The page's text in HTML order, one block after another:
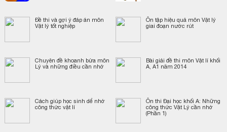
Đề thi và gợi ý đáp án môn
Vật lý tốt nghiệp
Ôn tập hiệu quả môn Vật lý
giai đoạn nước rút
Chuyên đề khoanh bừa môn
Lý và những điều cần nhớ
Bài giải đề thi môn Vật lí khối
A, A1 năm 2014
Cách giúp học sinh dể nhớ
công thức vật lí
Ôn thi Đại học khối A: Những
công thức Vật Lý cần nhớ
(Phần 1)